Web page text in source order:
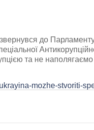
до
та не
mozhe-stvoriti-